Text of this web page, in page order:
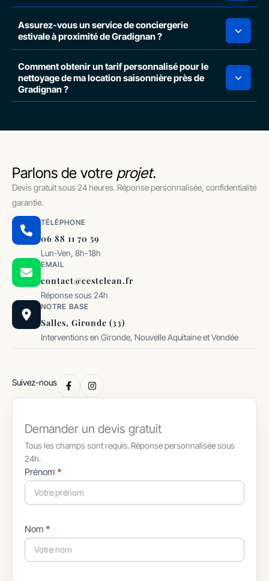
Assurez-vous un service de conciergerie
estivale à proximité de Gradignan ?
Comment obtenir un tarif personnalisé pour le
nettoyage de ma location saisonnière près de
Gradignan ?
Parlons de votre projet.
Devis gratuit sous 24 heures. Réponse personnalisée, confidentialité
garantie.
TÉLÉPHONE
06 88 11 70 59
Lun-Ven, 8h-18h
EMAIL
contact@cestclean.fr
Réponse sous 24h
NOTRE BASE
Salles, Gironde (33)
Interventions en Gironde, Nouvelle Aquitaine et Vendée
Suivez-nous
Demander un devis gratuit
Tous les champs sont requis. Réponse personnalisée sous
24h.
Formulaire
simple
avec
Prénom *
Nom *